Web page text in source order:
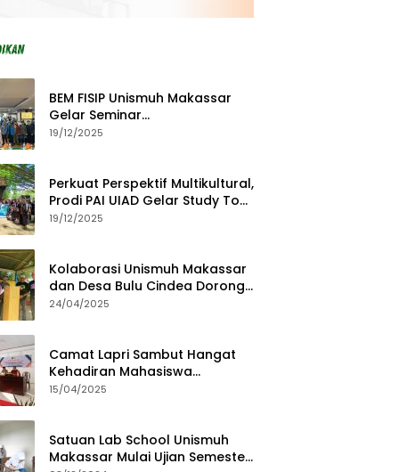
BEM FISIP Unismuh Makassar
Gelar Seminar
Keperempuanan, Bahas
19/12/2025
Perkuat Perspektif Multikultural,
Prodi PAI UIAD Gelar Study Tour
ke Kajang
19/12/2025
Kolaborasi Unismuh Makassar
dan Desa Bulu Cindea Dorong
Sentra Garam Industri
24/04/2025
Camat Lapri Sambut Hangat
Kehadiran Mahasiswa
PoltekMu
15/04/2025
Satuan Lab School Unismuh
Makassar Mulai Ujian Semester,